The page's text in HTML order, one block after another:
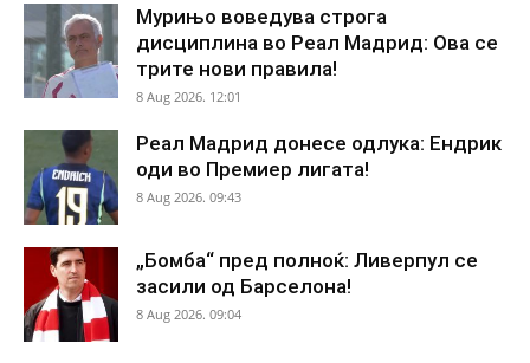
Мурињо воведува строга
дисциплина во Реал Мадрид: Ова се
трите нови правила!
8 Aug 2026. 12:01
Реал Мадрид донесе одлука: Ендрик
оди во Премиер лигата!
8 Aug 2026. 09:43
„Бомба“ пред полноќ: Ливерпул се
засили од Барселона!
8 Aug 2026. 09:04